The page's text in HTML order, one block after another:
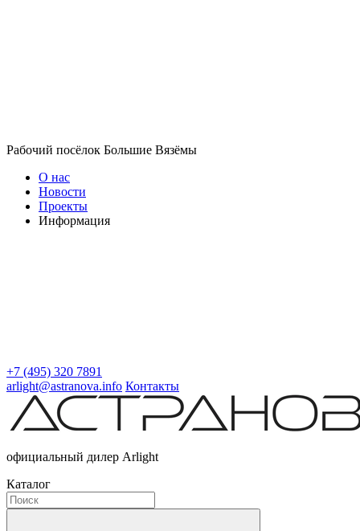
Рабочий посёлок Большие Вязёмы
О нас
Новости
Проекты
Информация
+7 (495) 320 7891
arlight@astranova.info Контакты
официальный дилер Arlight
Каталог